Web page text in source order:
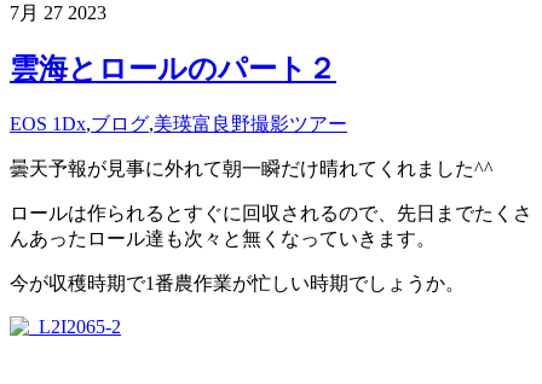
7月 27 2023
雲海とロールのパート２
EOS 1Dx,ブログ,美瑛富良野撮影ツアー
曇天予報が見事に外れて朝一瞬だけ晴れてくれました^^
ロールは作られるとすぐに回収されるので、先日までたくさ
んあったロール達も次々と無くなっていきます。
今が収穫時期で1番農作業が忙しい時期でしょうか。